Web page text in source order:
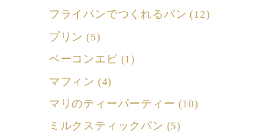
フライパンでつくれるパン (12)
プリン (5)
ベーコンエピ (1)
マフィン (4)
マリのティーパーティー (10)
ミルクスティックパン (5)